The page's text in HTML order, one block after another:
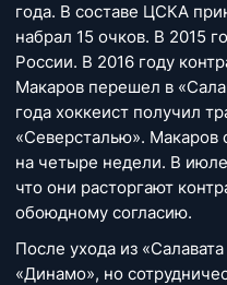
года. В составе ЦСКА
набрал 15 очков. В 2015
России. В 2016 году
Макаров перешел в
года хоккеист получил
«Северсталью».
на четыре недели. В
что они расторгают
обоюдному согласию.
После ухода из
«Динамо», но